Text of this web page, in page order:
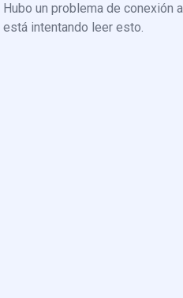
Hubo un problema de conexión
está intentando leer esto.